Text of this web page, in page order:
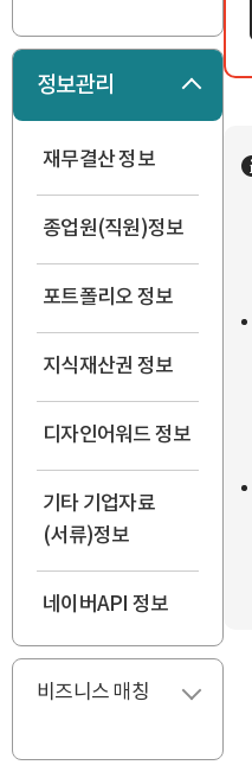
정보관리
재무결산 정보
종업원(직원)정보
포트폴리오 정보
지식재산권 정보
디자인어워드 정보
기타 기업자료
(서류)정보
네이버API 정보
비즈니스 매칭